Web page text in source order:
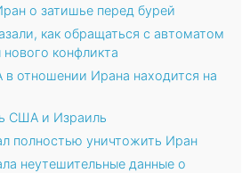
о затишье перед бурей
как обращаться с автоматом
конфликта
отношении Ирана находится на
США и Израиль
полностью уничтожить Иран
неутешительные данные о